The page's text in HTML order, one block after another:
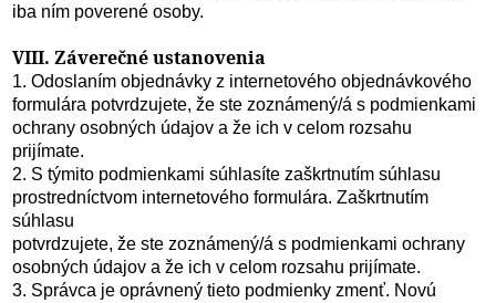
iba ním poverené osoby.
VIII. Záverečné ustanovenia
1. Odoslaním objednávky z internetového objednávkového
formulára potvrdzujete, že ste zoznámený/á s podmienkami
ochrany osobných údajov a že ich v celom rozsahu
prijímate.
2. S týmito podmienkami súhlasíte zaškrtnutím súhlasu
prostredníctvom internetového formulára. Zaškrtnutím
súhlasu
potvrdzujete, že ste zoznámený/á s podmienkami ochrany
osobných údajov a že ich v celom rozsahu prijímate.
3. Správca je oprávnený tieto podmienky zmenť. Novú